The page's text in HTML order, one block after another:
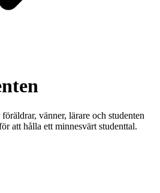
vänner, lärare och studenten
att hålla ett minnesvärt studenttal.